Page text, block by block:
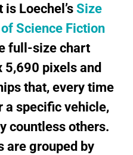
Loechel’sSize
Science Fiction
full-size chart
5,690 pixels and
that, every time
specific vehicle,
countless others.
are grouped by